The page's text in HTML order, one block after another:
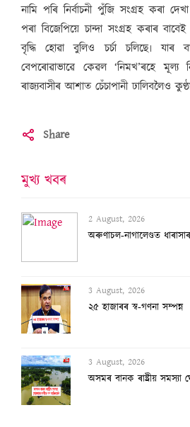
নামি পৰি নিৰ্বাচনী পুঁজি সংগ্ৰহ কৰা
পৰা বিজেপিয়ে চান্দা সংগ্ৰহ কৰাৰ
বৃদ্ধি হোৱা বুলিও চৰ্চা চলিছে৷ যাৰ
বেপৰোৱাভাৱে কেৱল ‘নিমখ’ৰহে মূল্য
ৰাজ্যবাসীৰ আশাত চেঁচাপানী ঢালিবলৈও
Share
মুখ্য খবৰ
2 August, 2026
অৰুণাচল-নাগালেণ্ডত
3 August, 2026
২৫ হাজাৰৰ স্ব-গণনা সম্পন্ন
3 August, 2026
অসমৰ বানক ৰাষ্ট্ৰীয় সমস্যা